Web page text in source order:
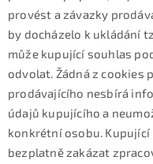
provést a závazky
by docházelo k ukládání
může kupující souhlas
odvolat. Žádná z cookies
prodávajícího nesbírá
údajů kupujícího a
konkrétní osobu.
bezplatně zakázat